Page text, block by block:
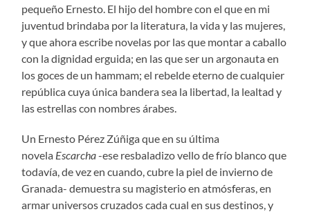
pequeño Ernesto. El hijo del hombre con el que en mi
juventud brindaba por la literatura, la vida y las mujeres,
y que ahora escribe novelas por las que montar a caballo
con la dignidad erguida; en las que ser un argonauta en
los goces de un hammam; el rebelde eterno de cualquier
república cuya única bandera sea la libertad, la lealtad y
las estrellas con nombres árabes.
Un Ernesto Pérez Zúñiga que en su última
novela Escarcha-ese resbaladizo vello de frío blanco que
todavía, de vez en cuando, cubre la piel de invierno de
Granada- demuestra su magisterio en atmósferas, en
armar universos cruzados cada cual en sus destinos, y